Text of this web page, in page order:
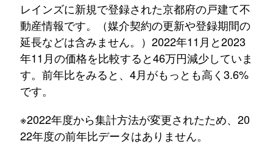
レインズに新規で登録された京都府の戸建て不
動産情報です。（媒介契約の更新や登録期間の
延長などは含みません。）2022年11月と2023
年11月の価格を比較すると46万円減少していま
す。前年比をみると、4月がもっとも高く3.6%
です。
※2022年度から集計方法が変更されたため、20
22年度の前年比データはありません。